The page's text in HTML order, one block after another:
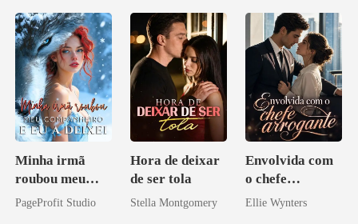
Minha irmã
roubou meu
companheiro e
PageProfit Studio
Hora de deixar
de ser tola
Stella Montgomery
Envolvida com
o chefe
arrogante
Ellie Wynters